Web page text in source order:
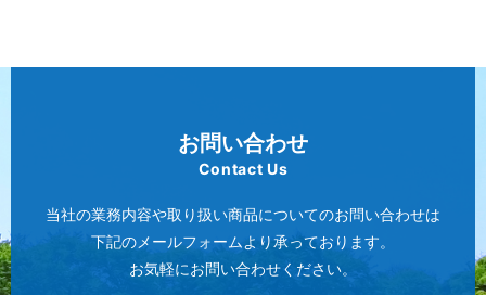
お問い合わせ
Contact Us
当社の業務内容や取り扱い商品についてのお問い合わせは
下記のメールフォームより承っております。
お気軽にお問い合わせください。